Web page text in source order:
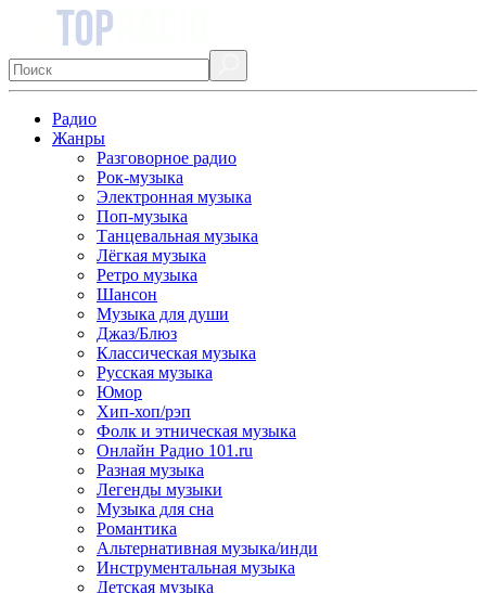
Радио
Жанры
Разговорное радио
Рок-музыка
Электронная музыка
Поп-музыка
Танцевальная музыка
Лёгкая музыка
Ретро музыка
Шансон
Музыка для души
Джаз/Блюз
Классическая музыка
Русская музыка
Юмор
Хип-хоп/рэп
Фолк и этническая музыка
Онлайн Радио 101.ru
Разная музыка
Легенды музыки
Музыка для сна
Романтика
Альтернативная музыка/инди
Инструментальная музыка
Детская музыка